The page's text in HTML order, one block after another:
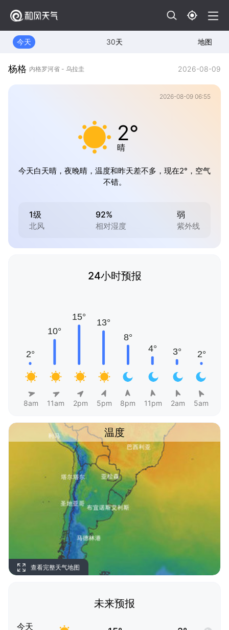
今天 30天 地图
杨格 内格罗河省 - 乌拉圭 2026-08-09
2026-08-09 06:55
2°
晴
今天白天晴，夜晚晴，温度和昨天差不多，现在2°，空气
不错。
1级
北风
92%
相对湿度
弱
紫外线
24小时预报
8am 11am 2pm 5pm 8pm 11pm 2am 5am
温度
查看完整天气地图
未来预报
今天